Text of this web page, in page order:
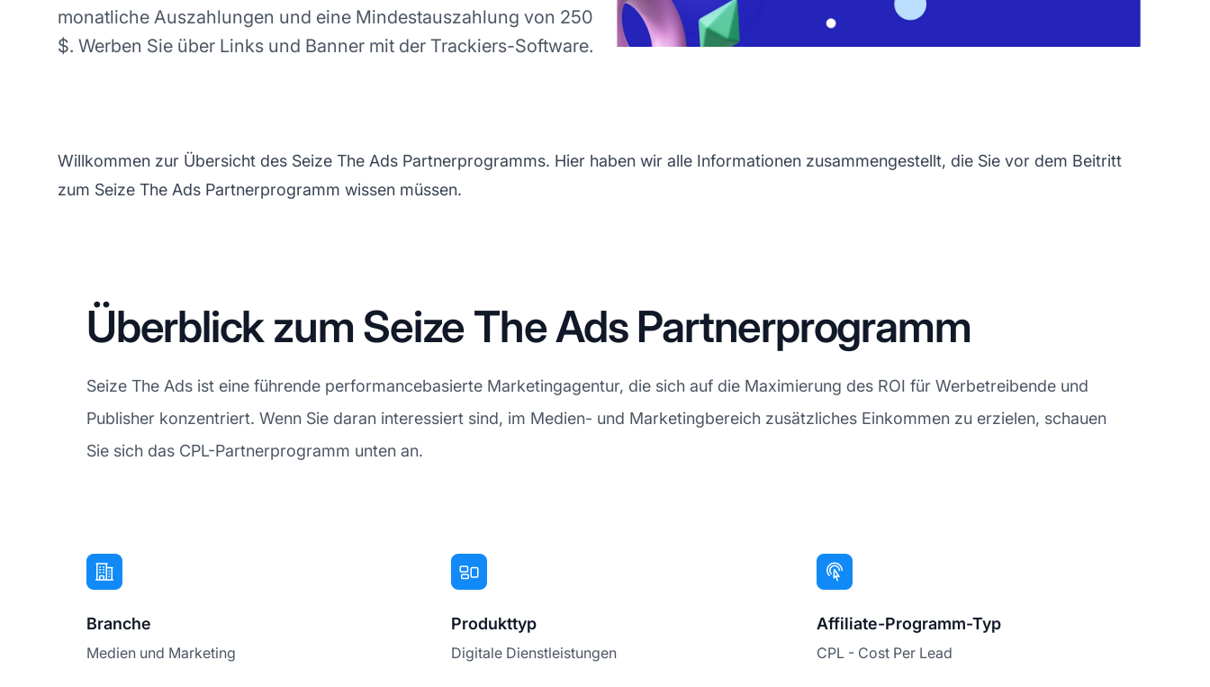
monatliche Auszahlungen und eine Mindestauszahlung von 250
$. Werben Sie über Links und Banner mit der Trackiers-Software.
Willkommen zur Übersicht des Seize The Ads Partnerprogramms. Hier haben wir alle Informationen zusammengestellt, die Sie vor dem Beitritt
zum Seize The Ads Partnerprogramm wissen müssen.
Überblick zum Seize The Ads Partnerprogramm
Seize The Ads ist eine führende performancebasierte Marketingagentur, die sich auf die Maximierung des ROI für Werbetreibende und
Publisher konzentriert. Wenn Sie daran interessiert sind, im Medien- und Marketingbereich zusätzliches Einkommen zu erzielen, schauen
Sie sich das CPL-Partnerprogramm unten an.
Branche
Medien und Marketing
Produkttyp
Digitale Dienstleistungen
Affiliate-Programm-Typ
CPL - Cost Per Lead